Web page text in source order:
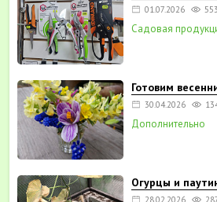
01.07.2026 553
Садовая
Готовим
30.04.2026
Дополнительно
Огурцы и
28.02.2026